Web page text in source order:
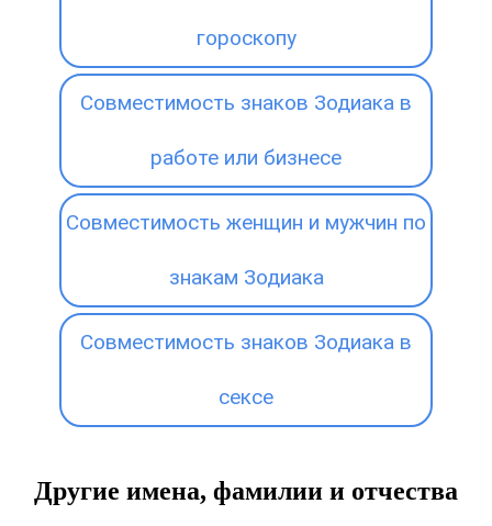
гороскопу
Совместимость знаков Зодиака в
работе или бизнесе
Совместимость женщин и мужчин по
знакам Зодиака
Совместимость знаков Зодиака в
сексе
Другие имена, фамилии и отчества